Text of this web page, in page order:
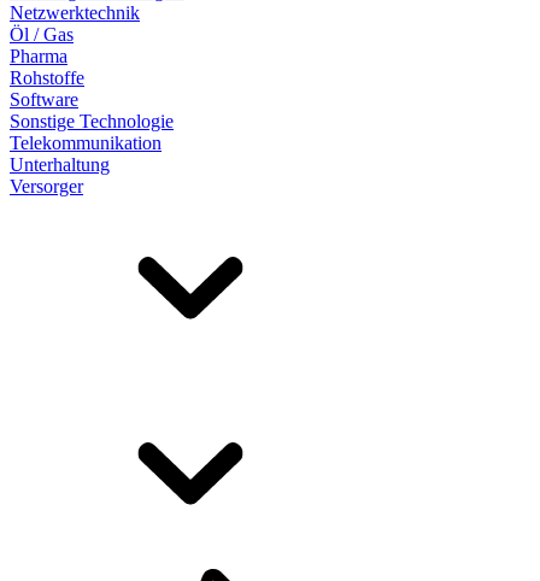
Netzwerktechnik
Öl / Gas
Pharma
Rohstoffe
Software
Sonstige Technologie
Telekommunikation
Unterhaltung
Versorger